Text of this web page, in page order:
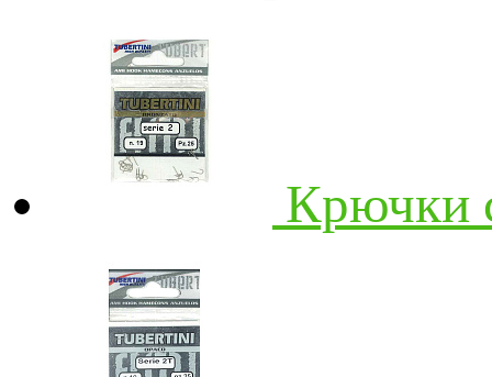
Крючки